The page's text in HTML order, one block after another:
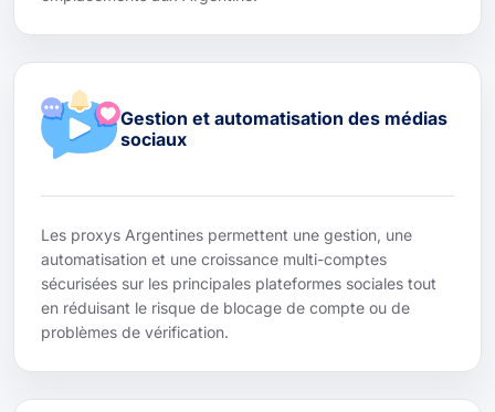
Gestion et automatisation des médias
sociaux
Les proxys Argentines permettent une gestion, une
automatisation et une croissance multi-comptes
sécurisées sur les principales plateformes sociales tout
en réduisant le risque de blocage de compte ou de
problèmes de vérification.